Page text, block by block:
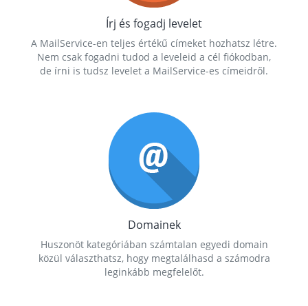
Írj és fogadj levelet
A MailService-en teljes értékű címeket hozhatsz létre.
Nem csak fogadni tudod a leveleid a cél fiókodban,
de írni is tudsz levelet a MailService-es címeidről.
Domainek
Huszonöt kategóriában számtalan egyedi domain
közül választhatsz, hogy megtalálhasd a számodra
leginkább megfelelőt.